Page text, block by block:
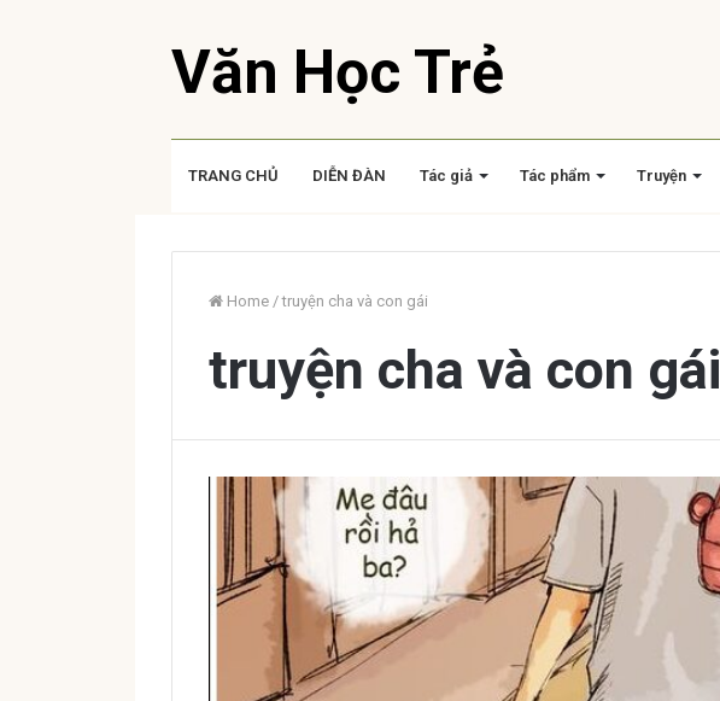
Văn Học Trẻ
TRANG CHỦ DIỄN ĐÀN Tác giả Tác phẩm Truyện
Home / truyện cha và con gái
truyện cha và con gái